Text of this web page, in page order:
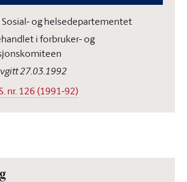
og helsedepartementet
i forbruker- og
27.03.1992
nr. 126 (1991-92)